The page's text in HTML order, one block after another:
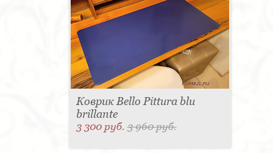
Коврик Bello Pittura blu
brillante
3 300 руб.3 960 руб.